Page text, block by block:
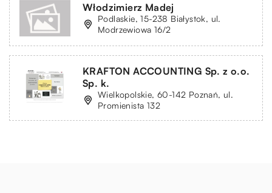
Włodzimierz Madej
Podlaskie, 15-238 Białystok, ul.
Modrzewiowa 16/2
KRAFTON ACCOUNTING Sp. z o.o.
Sp. k.
Wielkopolskie, 60-142 Poznań, ul.
Promienista 132